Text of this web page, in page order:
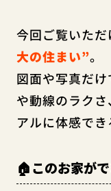
今回ご覧いただ
大の住まい”。
図面や写真だ
や動線のラク
アルに体感でき
🏠このお家が